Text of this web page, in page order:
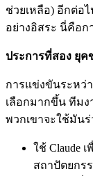
ช่วยเหลือ) อีกต่อ
อย่างอิสระ นี่คือก
ประการที่สอง ยุค
การแข่งขันระหว่
เลือกมากขึ้น ทีมง
พวกเขาจะใช้มัน
ใช้ Claude
สถาปัตยกร